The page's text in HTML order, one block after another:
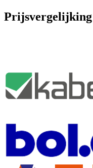
Prijsvergelijking